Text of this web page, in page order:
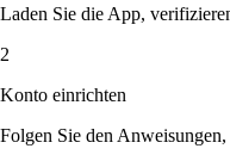
Laden Sie die App,
2
Konto einrichten
Folgen Sie den